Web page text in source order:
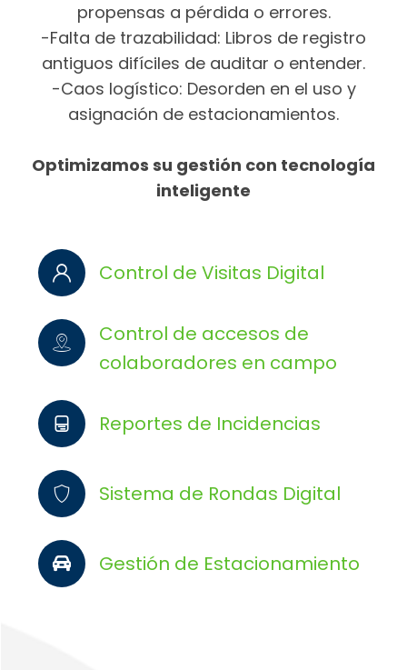
propensas a pérdida o errores.
-Falta de trazabilidad: Libros de registro
antiguos difíciles de auditar o entender.
-Caos logístico: Desorden en el uso y
asignación de estacionamientos.
Optimizamos su gestión con tecnología
inteligente
Control de Visitas Digital
Control de accesos de
colaboradores en campo
Reportes de Incidencias
Sistema de Rondas Digital
Gestión de Estacionamiento